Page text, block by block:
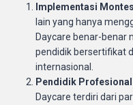
Implementasi
lain yang hanya
Daycare benar-benar
pendidik bersertifikat
internasional.
Pendidik Profesional
Daycare terdiri dari